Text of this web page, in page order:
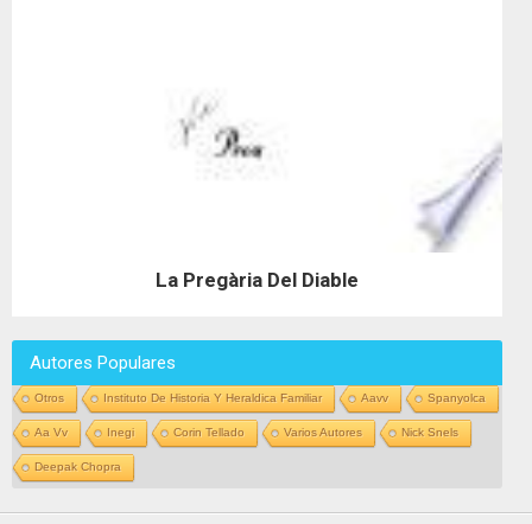
La Pregària Del Diable
Autores Populares
Otros Instituto De Historia Y Heraldica Familiar Aavv Spanyolca
Aa Vv Inegi Corin Tellado Varios Autores Nick Snels
Deepak Chopra